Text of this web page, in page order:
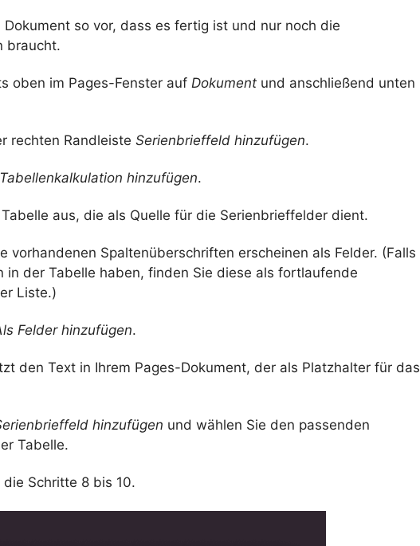
Dokument so vor, dass es fertig ist und nur noch die
braucht.
oben im Pages-Fenster auf Dokument und anschließend unten
rechten Randleiste Serienbrieffeld hinzufügen.
hinzufügen.
aus, die als Quelle für die Serienbrieffelder dient.
vorhandenen Spaltenüberschriften erscheinen als Felder. (Falls
in der Tabelle haben, finden Sie diese als fortlaufende
Liste.)
Felder hinzufügen.
den Text in Ihrem Pages-Dokument, der als Platzhalter für das
hinzufügen und wählen Sie den passenden
Tabelle.
Schritte 8 bis 10.